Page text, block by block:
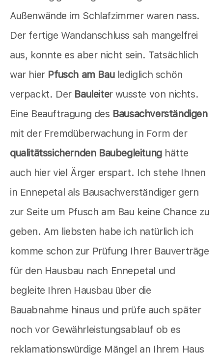
Außenwände im Schlafzimmer waren nass.
Der fertige Wandanschluss sah mangelfrei
aus, konnte es aber nicht sein. Tatsächlich
war hier Pfusch am Baulediglich schön
verpackt. Der Bauleiter wusste von nichts.
Eine Beauftragung des Bausachverständigen
mit der Fremdüberwachung in Form der
qualitätssichernden Baubegleitunghätte
auch hier viel Ärger erspart. Ich stehe Ihnen
in Ennepetal als Bausachverständiger gern
zur Seite um Pfusch am Bau keine Chance zu
geben. Am liebsten habe ich natürlich ich
komme schon zur Prüfung Ihrer Bauverträge
für den Hausbau nach Ennepetal und
begleite Ihren Hausbau über die
Bauabnahme hinaus und prüfe auch später
noch vor Gewährleistungsablauf ob es
reklamationswürdige Mängel an Ihrem Haus